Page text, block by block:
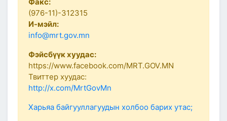
(976-11)-312315
И-мэйл:
info@mrt.gov.mn
Фэйсбүүк хуудас:
https://www.facebook.com/MRT.GOV.MN
Твиттер хуудас:
http://x.com/MrtGovMn
Харьяа байгууллагуудын холбоо барих утас;